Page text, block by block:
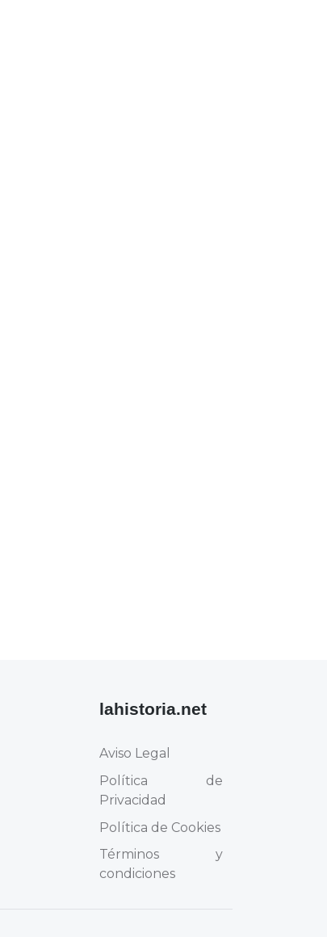
lahistoria.net
Aviso Legal
Política de
Privacidad
Política de Cookies
Términos y
condiciones